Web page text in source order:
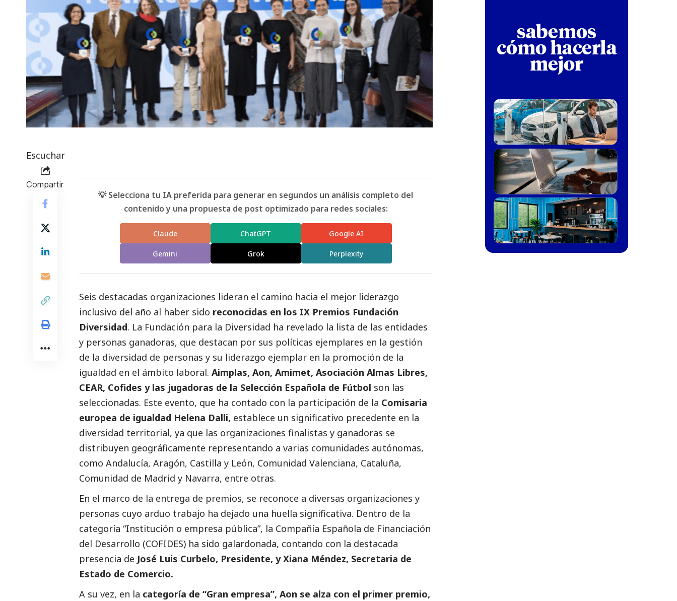
Escuchar
Compartir
💡 Selecciona tu IA preferida para generar en segundos un análisis completo del
contenido y una propuesta de post optimizado para redes sociales:
Claude ChatGPT Google AI
Gemini Grok Perplexity
Seis destacadas organizaciones lideran el camino hacia el mejor liderazgo
inclusivo del año al haber sido reconocidas en los IX Premios Fundación
Diversidad. La Fundación para la Diversidad ha revelado la lista de las entidades
y personas ganadoras, que destacan por sus políticas ejemplares en la gestión
de la diversidad de personas y su liderazgo ejemplar en la promoción de la
igualdad en el ámbito laboral. Aimplas, Aon, Amimet, Asociación Almas Libres,
CEAR, Cofides y las jugadoras de la Selección Española de Fútbol son las
seleccionadas. Este evento, que ha contado con la participación de la Comisaria
europea de igualdad Helena Dalli, establece un significativo precedente en la
diversidad territorial, ya que las organizaciones finalistas y ganadoras se
distribuyen geográficamente representando a varias comunidades autónomas,
como Andalucía, Aragón, Castilla y León, Comunidad Valenciana, Cataluña,
Comunidad de Madrid y Navarra, entre otras.
En el marco de la entrega de premios, se reconoce a diversas organizaciones y
personas cuyo arduo trabajo ha dejado una huella significativa. Dentro de la
categoría “Institución o empresa pública”, la Compañía Española de Financiación
del Desarrollo (COFIDES) ha sido galardonada, contando con la destacada
presencia de José Luis Curbelo, Presidente, y Xiana Méndez, Secretaria de
Estado de Comercio.
A su vez, en la categoría de “Gran empresa”, Aon se alza con el primer premio,